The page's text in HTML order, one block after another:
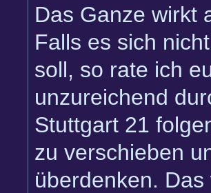
Das Ganze wirkt
Falls es sich
soll, so rate ich
unzureichend
Stuttgart 21
zu verschieben
überdenken.